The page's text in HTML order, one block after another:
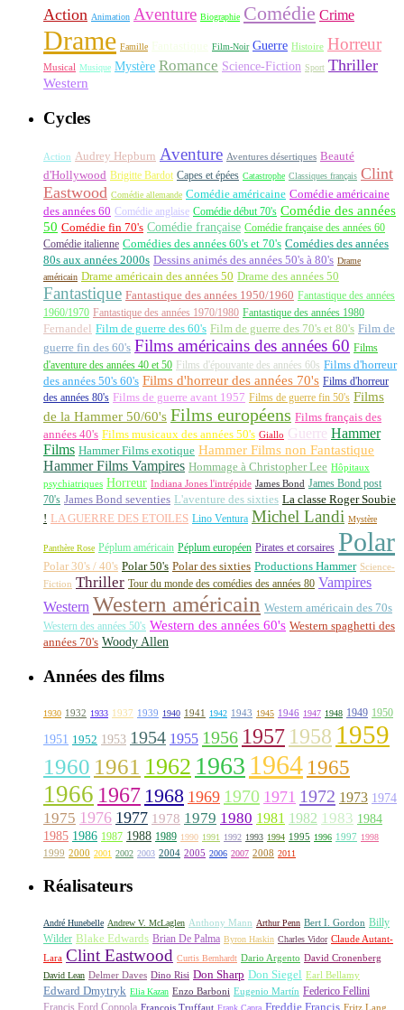
Action Animation Aventure Biographie Comédie Crime
Drame Famille Fantastique Film-Noir Guerre Histoire Horreur
Musical Musique Mystère Romance Science-Fiction Sport Thriller
Western
Cycles
Action Audrey Hepburn Aventure Aventures désertiques Beauté
d'Hollywood Brigitte Bardot Capes et épées Catastrophe Classiques français Clint
Eastwood Comédie allemande Comédie américaine Comédie américaine
des années 60 Comédie anglaise Comédie début 70's Comédie des années
50 Comédie fin 70's Comédie française Comédie française des années 60
Comédie italienne Comédies des années 60's et 70's Comédies des années
80s aux années 2000s Dessins animés des années 50's à 80's Drame
américain Drame américain des années 50 Drame des années 50
Fantastique Fantastique des années 1950/1960 Fantastique des années
1960/1970 Fantastique des années 1970/1980 Fantastique des années 1980
Fernandel Film de guerre des 60's Film de guerre des 70's et 80's Film de
guerre fin des 60's Films américains des années 60 Films
d'aventure des années 40 et 50 Films d'épouvante des années 60s Films d'horreur
des années 50's 60's Films d'horreur des années 70's Films d'horreur
des années 80's Films de guerre avant 1957 Films de guerre fin 50's Films
de la Hammer 50/60's Films européens Films français des
années 40's Films musicaux des années 50's Giallo Guerre Hammer
Films Hammer Films exotique Hammer Films non Fantastique
Hammer Films Vampires Hommage à Christopher Lee Hôpitaux
psychiatriques Horreur Indiana Jones l'intrépide James Bond James Bond post
70's James Bond seventies L'aventure des sixties La classe Roger Soubie
! LA GUERRE DES ETOILES Lino Ventura Michel Landi Mystère
Panthère Rose Péplum américain Péplum européen Pirates et corsaires Polar
Polar 30's / 40's Polar 50's Polar des sixties Productions Hammer Science-
Fiction Thriller Tour du monde des comédies des années 80 Vampires
Western Western américain Western américain des 70s
Western des années 50's Western des années 60's Western spaghetti des
années 70's Woody Allen
Années des films
1930 1932 1933 1937 1939 1940 1941 1942 1943 1945 1946 1947 1948 1949 1950
1951 1952 1953 1954 1955 1956 1957 1958 1959
1960 1961 1962 1963 1964 1965
1966 1967 1968 1969 1970 1971 1972 1973 1974
1975 1976 1977 1978 1979 1980 1981 1982 1983 1984
1985 1986 1987 1988 1989 1990 1991 1992 1993 1994 1995 1996 1997 1998
1999 2000 2001 2002 2003 2004 2005 2006 2007 2008 2011
Réalisateurs
André Hunebelle Andrew V. McLaglen Anthony Mann Arthur Penn Bert I. Gordon Billy
Wilder Blake Edwards Brian De Palma Byron Haskin Charles Vidor Claude Autant-
Lara Clint Eastwood Curtis Bernhardt Dario Argento David Cronenberg
David Lean Delmer Daves Dino Risi Don Sharp Don Siegel Earl Bellamy
Edward Dmytryk Elia Kazan Enzo Barboni Eugenio Martín Federico Fellini
Francis Ford Coppola François Truffaut Frank Capra Freddie Francis Fritz Lang